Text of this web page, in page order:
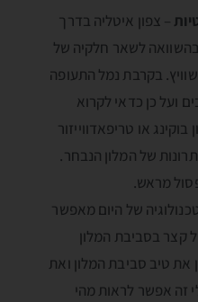
– צפון איטליה בדרך
לשאר חלקיה של
בקרבת נמל התעופה
ועל כן כדאי לקרוא
או טריפאדווייזור
של המלון הנבחר.
מראש.
של היום מאפשר
קצר בסביבת המלון
את טיב סביבת המלון ואת
זה אפשר לראות מהי